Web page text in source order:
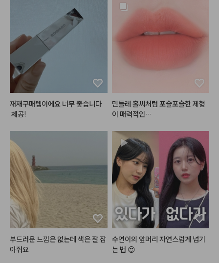
에디션으로 올 여름 파
메이크업도 시원상큼하게 연출해
#광고#쿨톤키트 #미니키트
#워터틴트
#시원한밝은핑크
여러분이 궁금해해주신 알리에서
산 렌즈에, 진짜 너어어무 특별하
고 예쁜 레이어드 목걸이, 이 갈색
ㅋ 젤 찰떡이라 삼일째 입었어요ㅎ
그리고 해보고싶던 헤어까지! 영상
#메이크업#화장품정보#make
up
재재구매템이에요 너무 좋습니다
체공!
민들레 홀씨처럼 포슬포슬한 제형
오일감이 느껴지지 않는 그야말로
리얼 벨벳!감의
파우더리함을 지닌 #무광틴트 예
요🙃
벨벳제형의 립 제품들 많이 사용해
봤는데
브리즈벨벳틴트의 경우 포슬포슬
한 질감이
리얼로 살아있는 #솜털벨벳 의 #
민글레틴트 랍니다 (❛ө❛)
부드러운 느낌은 없는데 색은 잘 잡
아줘요
수연이의 앞머리 자연스럽게 넘기
는 법 😍